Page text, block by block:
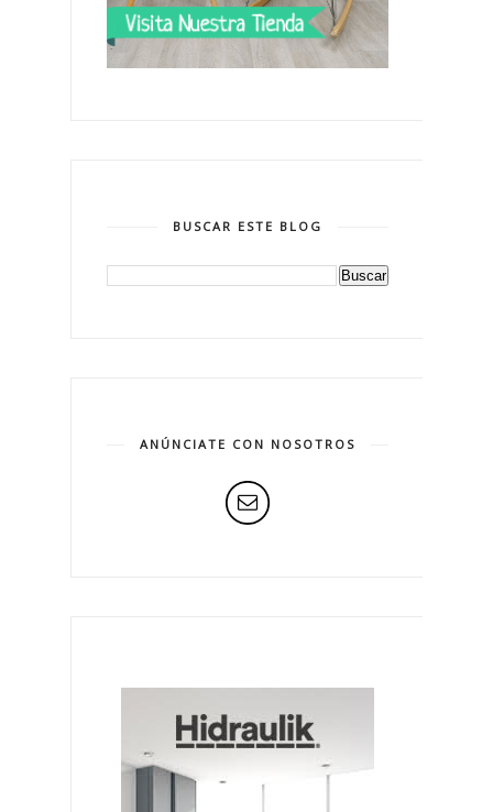
BUSCAR ESTE BLOG
ANÚNCIATE CON NOSOTROS